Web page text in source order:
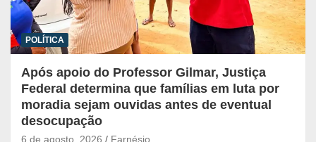
POLÍTICA
Após apoio do Professor Gilmar, Justiça
Federal determina que famílias em luta por
moradia sejam ouvidas antes de eventual
desocupação
6 de agosto, 2026 Farnésio